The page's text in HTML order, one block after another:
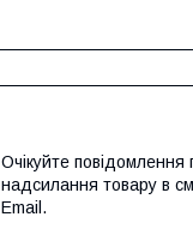
Очікуйте повідомлення
надсилання товару в
Email.